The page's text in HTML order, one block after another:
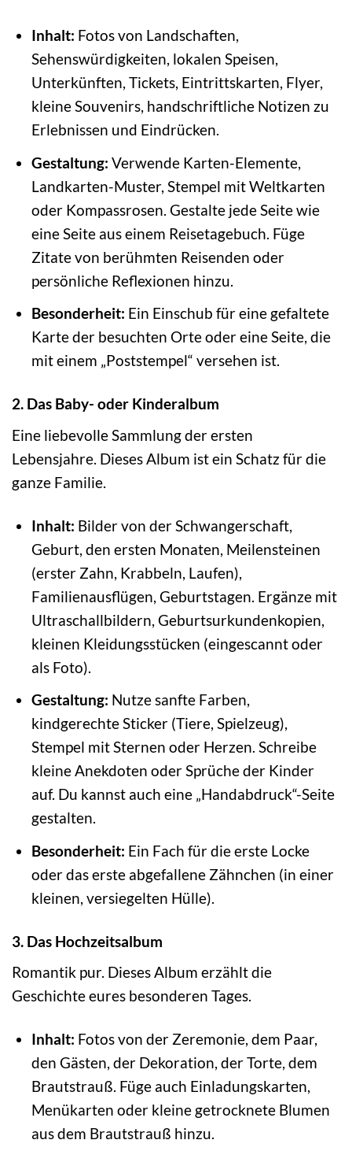
Inhalt: Fotos von Landschaften,
Sehenswürdigkeiten, lokalen Speisen,
Unterkünften, Tickets, Eintrittskarten, Flyer,
kleine Souvenirs, handschriftliche Notizen zu
Erlebnissen und Eindrücken.
Gestaltung: Verwende Karten-Elemente,
Landkarten-Muster, Stempel mit Weltkarten
oder Kompassrosen. Gestalte jede Seite wie
eine Seite aus einem Reisetagebuch. Füge
Zitate von berühmten Reisenden oder
persönliche Reflexionen hinzu.
Besonderheit: Ein Einschub für eine gefaltete
Karte der besuchten Orte oder eine Seite, die
mit einem „Poststempel“ versehen ist.
2. Das Baby- oder Kinderalbum
Eine liebevolle Sammlung der ersten
Lebensjahre. Dieses Album ist ein Schatz für die
ganze Familie.
Inhalt: Bilder von der Schwangerschaft,
Geburt, den ersten Monaten, Meilensteinen
(erster Zahn, Krabbeln, Laufen),
Familienausflügen, Geburtstagen. Ergänze mit
Ultraschallbildern, Geburtsurkundenkopien,
kleinen Kleidungsstücken (eingescannt oder
als Foto).
Gestaltung: Nutze sanfte Farben,
kindgerechte Sticker (Tiere, Spielzeug),
Stempel mit Sternen oder Herzen. Schreibe
kleine Anekdoten oder Sprüche der Kinder
auf. Du kannst auch eine „Handabdruck“-Seite
gestalten.
Besonderheit: Ein Fach für die erste Locke
oder das erste abgefallene Zähnchen (in einer
kleinen, versiegelten Hülle).
3. Das Hochzeitsalbum
Romantik pur. Dieses Album erzählt die
Geschichte eures besonderen Tages.
Inhalt: Fotos von der Zeremonie, dem Paar,
den Gästen, der Dekoration, der Torte, dem
Brautstrauß. Füge auch Einladungskarten,
Menükarten oder kleine getrocknete Blumen
aus dem Brautstrauß hinzu.